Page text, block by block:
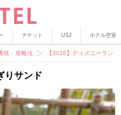
チケット USJ ホテル空室
技・攻略法 【2026】ディズニーラン
りサンド